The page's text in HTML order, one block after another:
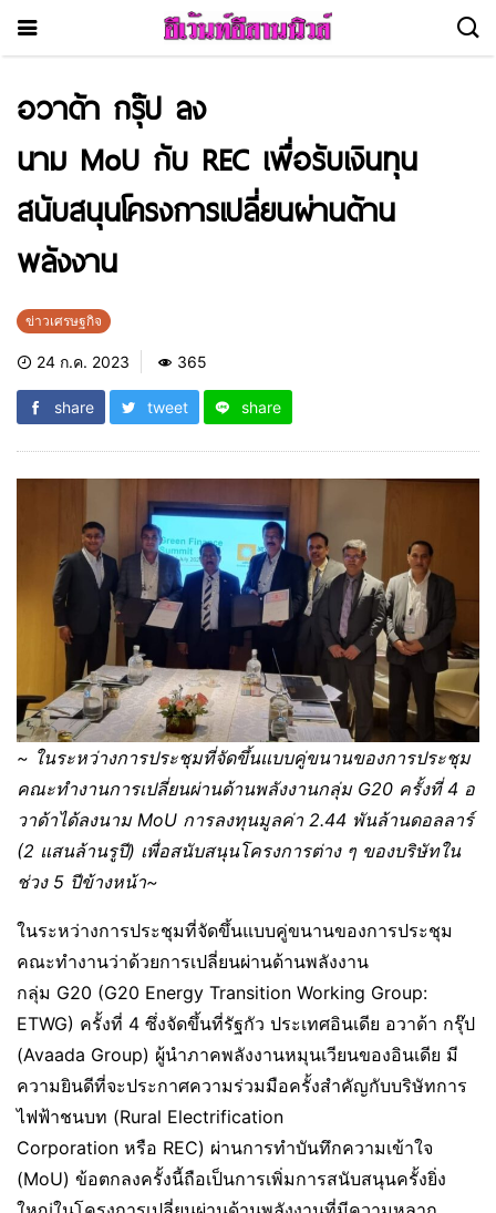
อวาด้า กรุ๊ป ลง
นาม MoU กับ REC เพื่อรับเงินทุน
สนับสนุนโครงการเปลี่ยนผ่านด้าน
พลังงาน
ข่าวเศรษฐกิจ
24 ก.ค. 2023 365
share tweet share
~ ในระหว่างการประชุมที่จัดขึ้นแบบคู่ขนานของการประชุม
คณะทำงานการเปลี่ยนผ่านด้านพลังงานกลุ่ม G20 ครั้งที่4 อ
วาด้าได้ลงนาม MoU การลงทุนมูลค่า 2.44 พันล้านดอลลาร์
(2 แสนล้านรูปี) เพื่อสนับสนุนโครงการต่าง ๆ ของบริษัทใน
ช่วง 5 ปีข้างหน้า~
ในระหว่างการประชุมที่จัดขึ้นแบบคู่ขนานของการประชุม
คณะทำงานว่าด้วยการเปลี่ยนผ่านด้านพลังงาน
กลุ่ม G20 (G20 Energy Transition Working Group:
ETWG) ครั้งที่ 4 ซึ่งจัดขึ้นที่รัฐกัว ประเทศอินเดีย อวาด้า กรุ๊ป
(Avaada Group) ผู้นำภาคพลังงานหมุนเวียนของอินเดีย มี
ความยินดีที่จะประกาศความร่วมมือครั้งสำคัญกับบริษัทการ
ไฟฟ้าชนบท (Rural Electrification
Corporation หรือ REC) ผ่านการทำบันทึกความเข้าใจ
(MoU) ข้อตกลงครั้งนี้ถือเป็นการเพิ่มการสนับสนุนครั้งยิ่ง